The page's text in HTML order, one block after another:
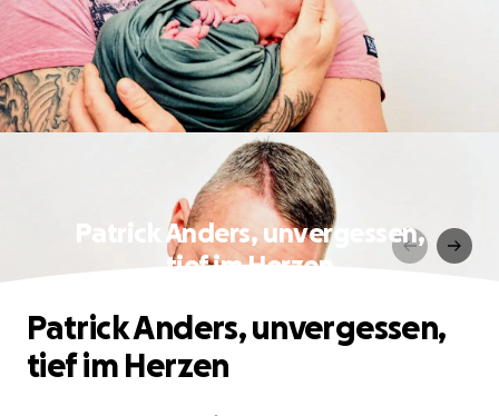
Patrick Anders, unvergessen,
tief im Herzen
Patrick Anders, unvergessen,
tief im Herzen